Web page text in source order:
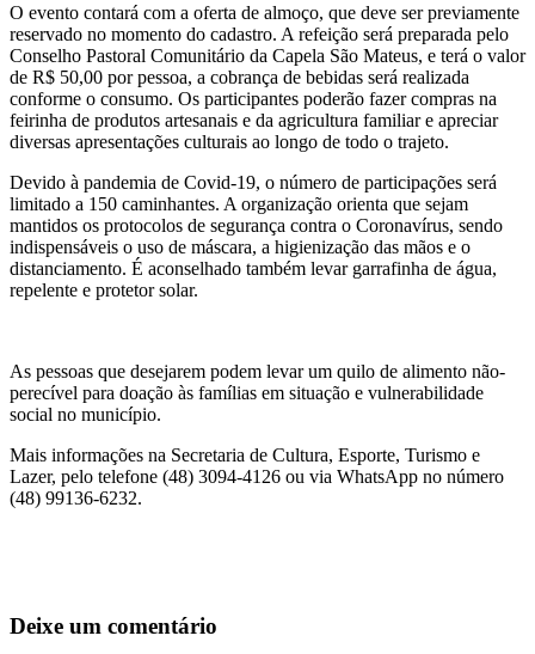
O evento contará com a oferta de almoço, que deve ser previamente
reservado no momento do cadastro. A refeição será preparada pelo
Conselho Pastoral Comunitário da Capela São Mateus, e terá o valor
de R$ 50,00 por pessoa, a cobrança de bebidas será realizada
conforme o consumo. Os participantes poderão fazer compras na
feirinha de produtos artesanais e da agricultura familiar e apreciar
diversas apresentações culturais ao longo de todo o trajeto.
Devido à pandemia de Covid-19, o número de participações será
limitado a 150 caminhantes. A organização orienta que sejam
mantidos os protocolos de segurança contra o Coronavírus, sendo
indispensáveis o uso de máscara, a higienização das mãos e o
distanciamento. É aconselhado também levar garrafinha de água,
repelente e protetor solar.
As pessoas que desejarem podem levar um quilo de alimento não-
perecível para doação às famílias em situação e vulnerabilidade
social no município.
Mais informações na Secretaria de Cultura, Esporte, Turismo e
Lazer, pelo telefone (48) 3094-4126 ou via WhatsApp no número
(48) 99136-6232.
Deixe um comentário